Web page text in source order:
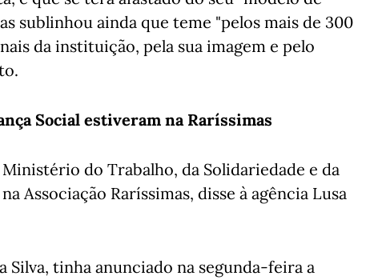
sublinhou ainda que teme "pelos mais de 300
da instituição, pela sua imagem e pelo
Social estiveram na Raríssimas
do Trabalho, da Solidariedade e da
Associação Raríssimas, disse à agência Lusa
tinha anunciado na segunda-feira a